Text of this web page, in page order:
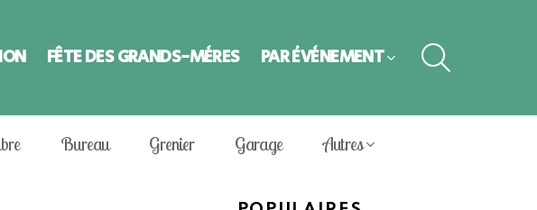
FÊTE DES GRANDS-MÈRES PAR ÉVÈNEMENT
Bureau Grenier Garage Autres